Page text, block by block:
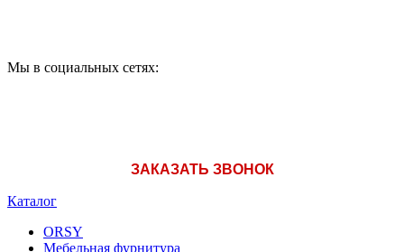
Мы в социальных сетях:
ЗАКАЗАТЬ ЗВОНОК
Каталог
ORSY
Мебельная фурнитура